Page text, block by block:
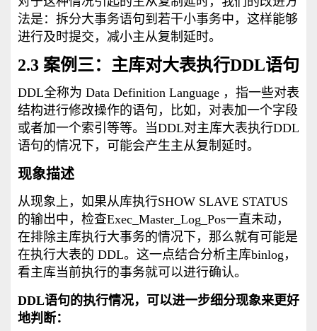
法是：拆分大事务语句到若干小事务中，这样能够
进行及时提交，减小主从复制延时。
2.3 案例三：主库对大表执行DDL语句
DDL全称为 Data Definition Language ，指一些对表
结构进行修改操作的语句，比如，对表加一个字段
或者加一个索引等等。当DDL对主库大表执行DDL
语句的情况下，可能会产生主从复制延时。
现象描述
从现象上，如果从库执行SHOW SLAVE STATUS
的输出中，检查Exec_Master_Log_Pos一直未动，
在排除主库执行大事务的情况下，那么就有可能是
在执行大表的 DDL。这一点结合分析主库binlog，
看主库当前执行的事务就可以进行确认。
DDL语句的执行情况，可以进一步细分现象来更好
地判断：